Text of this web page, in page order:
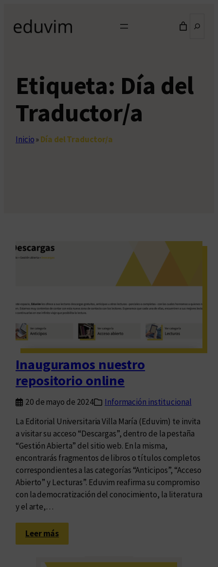
contenido
Etiqueta: Día del
Traductor/a
Inicio»Día del Traductor/a
Inauguramos nuestro
repositorio online
20 de mayo de 2024
Información institucional
La Editorial Universitaria Villa María (Eduvim) te invita
a visitar su acceso “Descargas”, dentro de la pestaña
“Gestión Abierta” del sitio web. En la misma,
encontrarás fragmentos de libros o títulos completos
correspondientes a las categorías “Anticipos”, “Acceso
Abierto” y Lecturas”. Eduvim reafirma su compromiso
con la democratización del conocimiento, la literatura
y el arte,…
Leer más:
I